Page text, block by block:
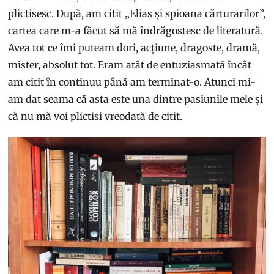
plictisesc. După, am citit „Elias și spioana cărturarilor”,
cartea care m-a făcut să mă îndrăgostesc de literatură.
Avea tot ce îmi puteam dori, acțiune, dragoste, dramă,
mister, absolut tot. Eram atât de entuziasmată încât
am citit în continuu până am terminat-o. Atunci mi-
am dat seama că asta este una dintre pasiunile mele și
că nu mă voi plictisi vreodată de citit.